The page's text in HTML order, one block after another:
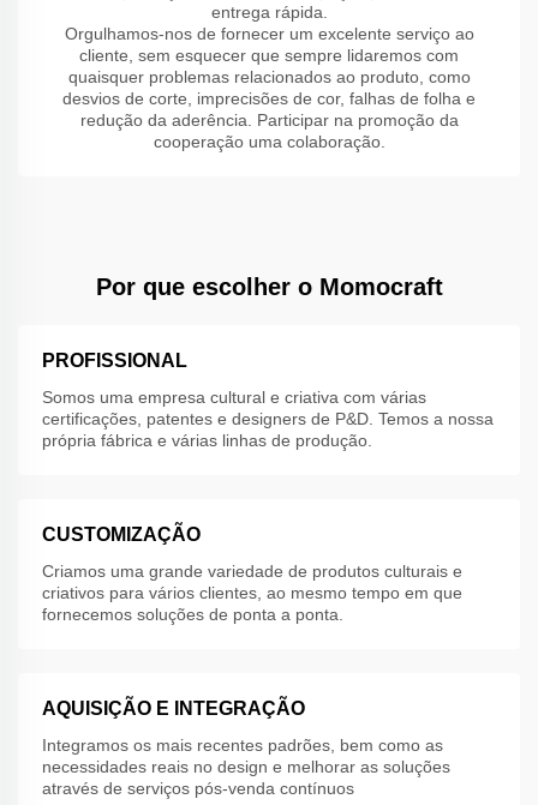
entrega rápida.
Orgulhamos-nos de fornecer um excelente serviço ao
cliente, sem esquecer que sempre lidaremos com
quaisquer problemas relacionados ao produto, como
desvios de corte, imprecisões de cor, falhas de folha e
redução da aderência. Participar na promoção da
cooperação uma colaboração.
Por que escolher o Momocraft
PROFISSIONAL
Somos uma empresa cultural e criativa com várias
certificações, patentes e designers de P&D. Temos a nossa
própria fábrica e várias linhas de produção.
CUSTOMIZAÇÃO
Criamos uma grande variedade de produtos culturais e
criativos para vários clientes, ao mesmo tempo em que
fornecemos soluções de ponta a ponta.
AQUISIÇÃO E INTEGRAÇÃO
Integramos os mais recentes padrões, bem como as
necessidades reais no design e melhorar as soluções
através de serviços pós-venda contínuos